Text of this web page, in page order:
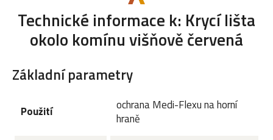
Technické informace k: Krycí lišta
okolo komínu višňově červená
Základní parametry
Použití
ochrana Medi-Flexu na horní
hraně